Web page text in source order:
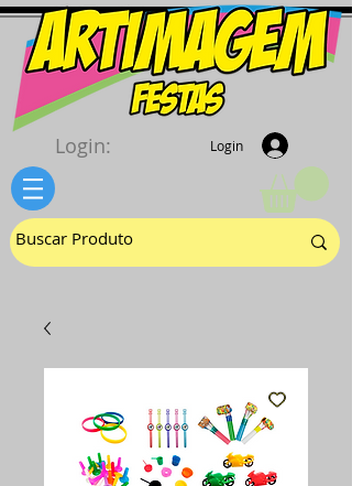
Login
Login: